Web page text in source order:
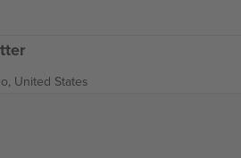
United States